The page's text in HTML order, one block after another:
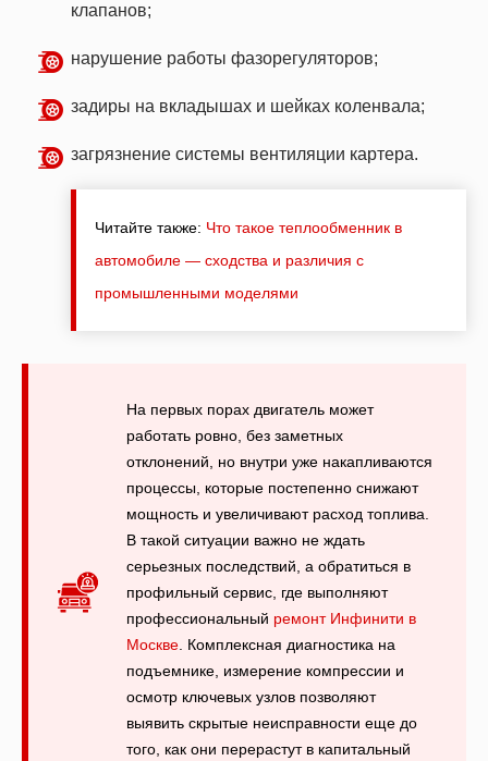
клапанов;
нарушение работы фазорегуляторов;
задиры на вкладышах и шейках коленвала;
загрязнение системы вентиляции картера.
Читайте также: Что такое теплообменник в
автомобиле — сходства и различия с
промышленными моделями
На первых порах двигатель может
работать ровно, без заметных
отклонений, но внутри уже накапливаются
процессы, которые постепенно снижают
мощность и увеличивают расход топлива.
В такой ситуации важно не ждать
серьезных последствий, а обратиться в
профильный сервис, где выполняют
профессиональный ремонт Инфинити в
Москве . Комплексная диагностика на
подъемнике, измерение компрессии и
осмотр ключевых узлов позволяют
выявить скрытые неисправности еще до
того, как они перерастут в капитальный